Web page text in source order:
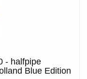
- halfpipe
Blue Edition